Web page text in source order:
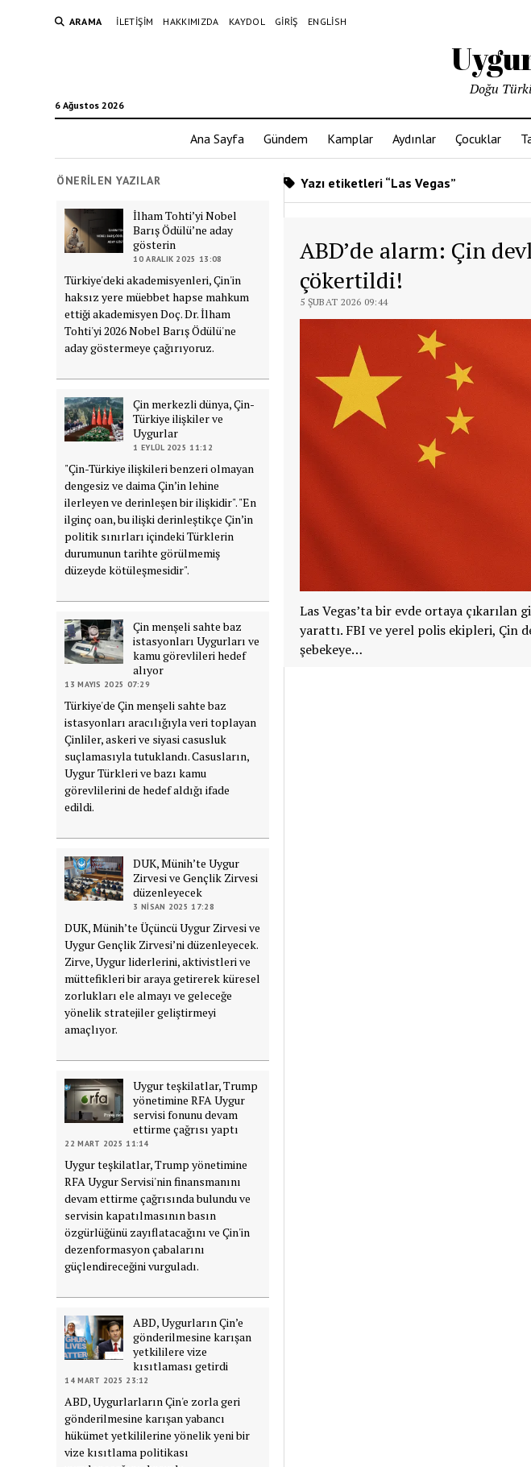
ARAMA İLETIŞIM HAKKIMIZDA KAYDOL GIRIŞ ENGLISH
6 Ağustos 2026
Doğu
Ana Sayfa Gündem Kamplar Aydınlar Çocuklar
ÖNERILEN YAZILAR
İlham Tohti’yi Nobel
Barış Ödülü’ne aday
gösterin
10 ARALIK 2025 13:08
Türkiye'deki akademisyenleri, Çin'in
haksız yere müebbet hapse mahkum
ettiği akademisyen Doç. Dr. İlham
Tohti'yi 2026 Nobel Barış Ödülü'ne
aday göstermeye çağırıyoruz.
Çin merkezli dünya, Çin-
Türkiye ilişkiler ve
Uygurlar
1 EYLÜL 2025 11:12
"Çin-Türkiye ilişkileri benzeri olmayan
dengesiz ve daima Çin’in lehine
ilerleyen ve derinleşen bir ilişkidir". "En
ilginç oan, bu ilişki derinleştikçe Çin’in
politik sınırları içindeki Türklerin
durumunun tarihte görülmemiş
düzeyde kötüleşmesidir".
Çin menşeli sahte baz
istasyonları Uygurları ve
kamu görevlileri hedef
alıyor
13 MAYIS 2025 07:29
Türkiye'de Çin menşeli sahte baz
istasyonları aracılığıyla veri toplayan
Çinliler, askeri ve siyasi casusluk
suçlamasıyla tutuklandı. Casusların,
Uygur Türkleri ve bazı kamu
görevlilerini de hedef aldığı ifade
edildi.
DUK, Münih’te Uygur
Zirvesi ve Gençlik Zirvesi
düzenleyecek
3 NISAN 2025 17:28
DUK, Münih’te Üçüncü Uygur Zirvesi ve
Uygur Gençlik Zirvesi’ni düzenleyecek.
Zirve, Uygur liderlerini, aktivistleri ve
müttefikleri bir araya getirerek küresel
zorlukları ele almayı ve geleceğe
yönelik stratejiler geliştirmeyi
amaçlıyor.
Uygur teşkilatlar, Trump
yönetimine RFA Uygur
servisi fonunu devam
ettirme çağrısı yaptı
22 MART 2025 11:14
Uygur teşkilatlar, Trump yönetimine
RFA Uygur Servisi'nin finansmanını
devam ettirme çağrısında bulundu ve
servisin kapatılmasının basın
özgürlüğünü zayıflatacağını ve Çin'in
dezenformasyon çabalarını
güçlendireceğini vurguladı.
ABD, Uygurların Çin’e
gönderilmesine karışan
yetkililere vize
kısıtlaması getirdi
14 MART 2025 23:12
ABD, Uygurlarların Çin'e zorla geri
gönderilmesine karışan yabancı
hükümet yetkililerine yönelik yeni bir
vize kısıtlama politikası
Yazı etiketleri “Las Vegas”
ABD’de alarm: Çin
çökertildi!
5 ŞUBAT 2026 09:44
Las Vegas’ta bir evde ortaya
yarattı. FBI ve yerel polis ekipleri, Çin
şebekeye…